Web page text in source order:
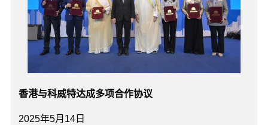
2025年5月14日
香港与科威特达成多项合作协议